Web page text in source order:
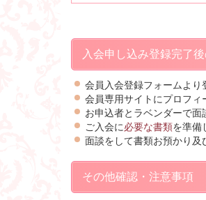
入会申し込み登録完了
会員入会登録フォームより
会員専用サイトにプロフィ
お申込者とラベンダーで面
ご入会に必要な書類を準備
面談をして書類お預かり及
その他確認・注意事項